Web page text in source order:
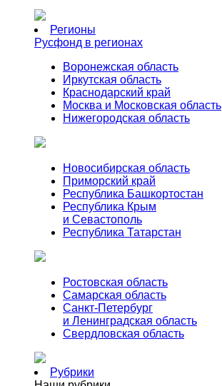
Регионы
Русфонд в регионах
Воронежская область
Иркутская область
Краснодарский край
Москва и Московская область
Нижегородская область
Новосибирская область
Приморский край
Республика Башкортостан
Республика Крым
и Севастополь
Республика Татарстан
Ростовская область
Самарская область
Санкт-Петербург
и Ленинградская область
Свердловская область
Рубрики